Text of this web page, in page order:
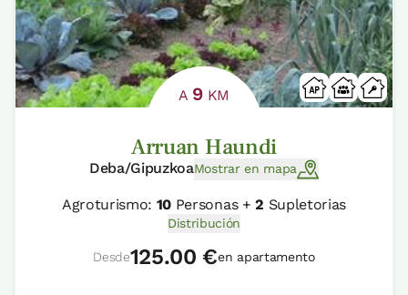
A 9 KM
Arruan Haundi
Deba/GipuzkoaMostrar en mapa
Agroturismo: 10 Personas +2 Supletorias
Distribución
Desde125.00 €en apartamento